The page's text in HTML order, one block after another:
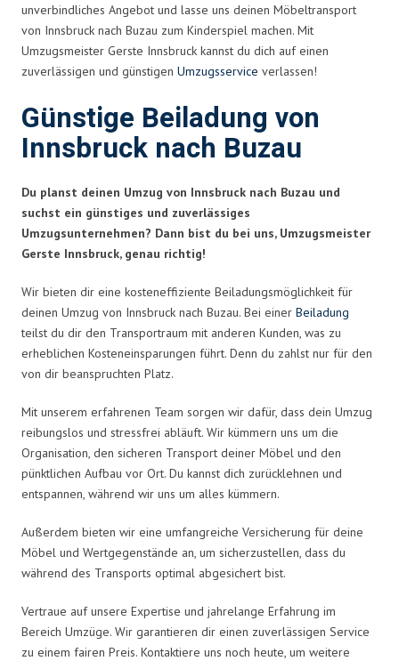
unverbindliches Angebot und lasse uns deinen Möbeltransport
von Innsbruck nach Buzau zum Kinderspiel machen. Mit
Umzugsmeister Gerste Innsbruck kannst du dich auf einen
zuverlässigen und günstigen Umzugsservice verlassen!
Günstige Beiladung von
Innsbruck nach Buzau
Du planst deinen Umzug von Innsbruck nach Buzau und
suchst ein günstiges und zuverlässiges
Umzugsunternehmen? Dann bist du bei uns, Umzugsmeister
Gerste Innsbruck, genau richtig!
Wir bieten dir eine kosteneffiziente Beiladungsmöglichkeit für
deinen Umzug von Innsbruck nach Buzau. Bei einer Beiladung
teilst du dir den Transportraum mit anderen Kunden, was zu
erheblichen Kosteneinsparungen führt. Denn du zahlst nur für den
von dir beanspruchten Platz.
Mit unserem erfahrenen Team sorgen wir dafür, dass dein Umzug
reibungslos und stressfrei abläuft. Wir kümmern uns um die
Organisation, den sicheren Transport deiner Möbel und den
pünktlichen Aufbau vor Ort. Du kannst dich zurücklehnen und
entspannen, während wir uns um alles kümmern.
Außerdem bieten wir eine umfangreiche Versicherung für deine
Möbel und Wertgegenstände an, um sicherzustellen, dass du
während des Transports optimal abgesichert bist.
Vertraue auf unsere Expertise und jahrelange Erfahrung im
Bereich Umzüge. Wir garantieren dir einen zuverlässigen Service
zu einem fairen Preis. Kontaktiere uns noch heute, um weitere